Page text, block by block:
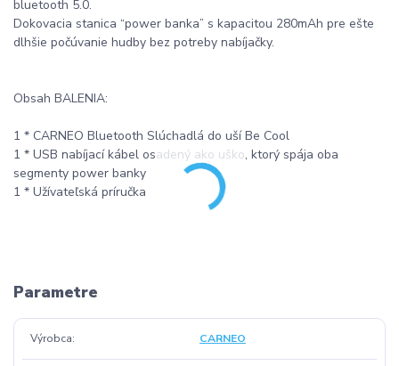
bluetooth 5.0.
Dokovacia stanica “power banka” s kapacitou 280mAh pre ešte
dlhšie počúvanie hudby bez potreby nabíjačky.
Obsah BALENIA:
1 * CARNEO Bluetooth Slúchadlá do uší Be Cool
1 * USB nabíjací kábel osadený ako uško, ktorý spája oba
segmenty power banky
1 * Užívateľská príručka
Parametre
Výrobca CARNEO